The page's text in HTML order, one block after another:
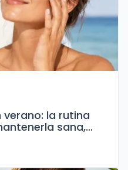
verano: la rutina
sana,